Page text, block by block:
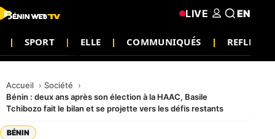
SPORT ELLE COMMUNIQUÉS
LIVE EN
Accueil
Société
Bénin : deux ans après son élection à la HAAC, Basile
Tchibozo fait le bilan et se projette vers les défis restants
BÉNIN